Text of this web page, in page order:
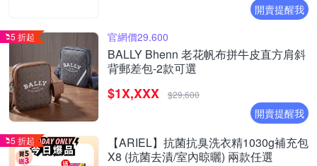
開賣提醒我
5 折起 官網價29,600
BALLY Bhenn 老花帆布拼牛皮直方肩斜
背郵差包-2款可選
$1X,XXX $29,600
開賣提醒我
5 折起
【ARIEL】抗菌抗臭洗衣精1030g補充包
X8 (抗菌去漬/室內晾曬) 兩款任選